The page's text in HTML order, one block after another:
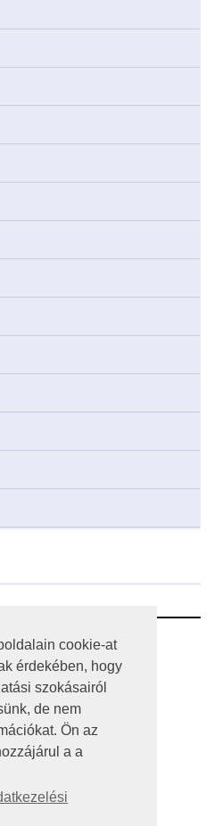
cookie-at
érdekében, hogy
szokásairól
de nem
Ön az
a a